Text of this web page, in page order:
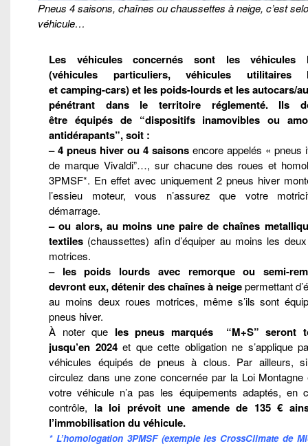
Pneus 4 saisons, chaînes ou chaussettes à neige, c’est
véhicule…
Les véhicules concernés sont les véhicules
(véhicules particuliers, véhicules utilitaires
et camping-cars) et les poids-lourds et les autocars/
pénétrant dans le territoire réglementé. Ils
être équipés de “dispositifs inamovibles ou
antidérapants”, soit :
– 4 pneus hiver ou 4 saisons encore appelés « pneus
de marque Vivaldi”…, sur chacune des roues et
3PMSF*. En effet avec uniquement 2 pneus hiver
l’essieu moteur, vous n’assurez que votre
démarrage.
– ou alors, au moins une paire de chaînes
textiles (chaussettes) afin d’équiper au moins les
motrices.
– les poids lourds avec remorque ou semi-
devront eux, détenir des chaînes à neigepermettant
au moins deux roues motrices, même s’ils sont
pneus hiver.
À noter que les pneus marqués “M+S” seront
jusqu’en 2024et que cette obligation ne s’applique
véhicules équipés de pneus à clous. Par ailleurs,
circulez dans une zone concernée par la Loi Montagne
votre véhicule n’a pas les équipements adaptés, en
contrôle, la loi prévoit une amende de 135 €
l’immobilisation du véhicule.
* L’homologation 3PMSF (exemple les CrossClimate de